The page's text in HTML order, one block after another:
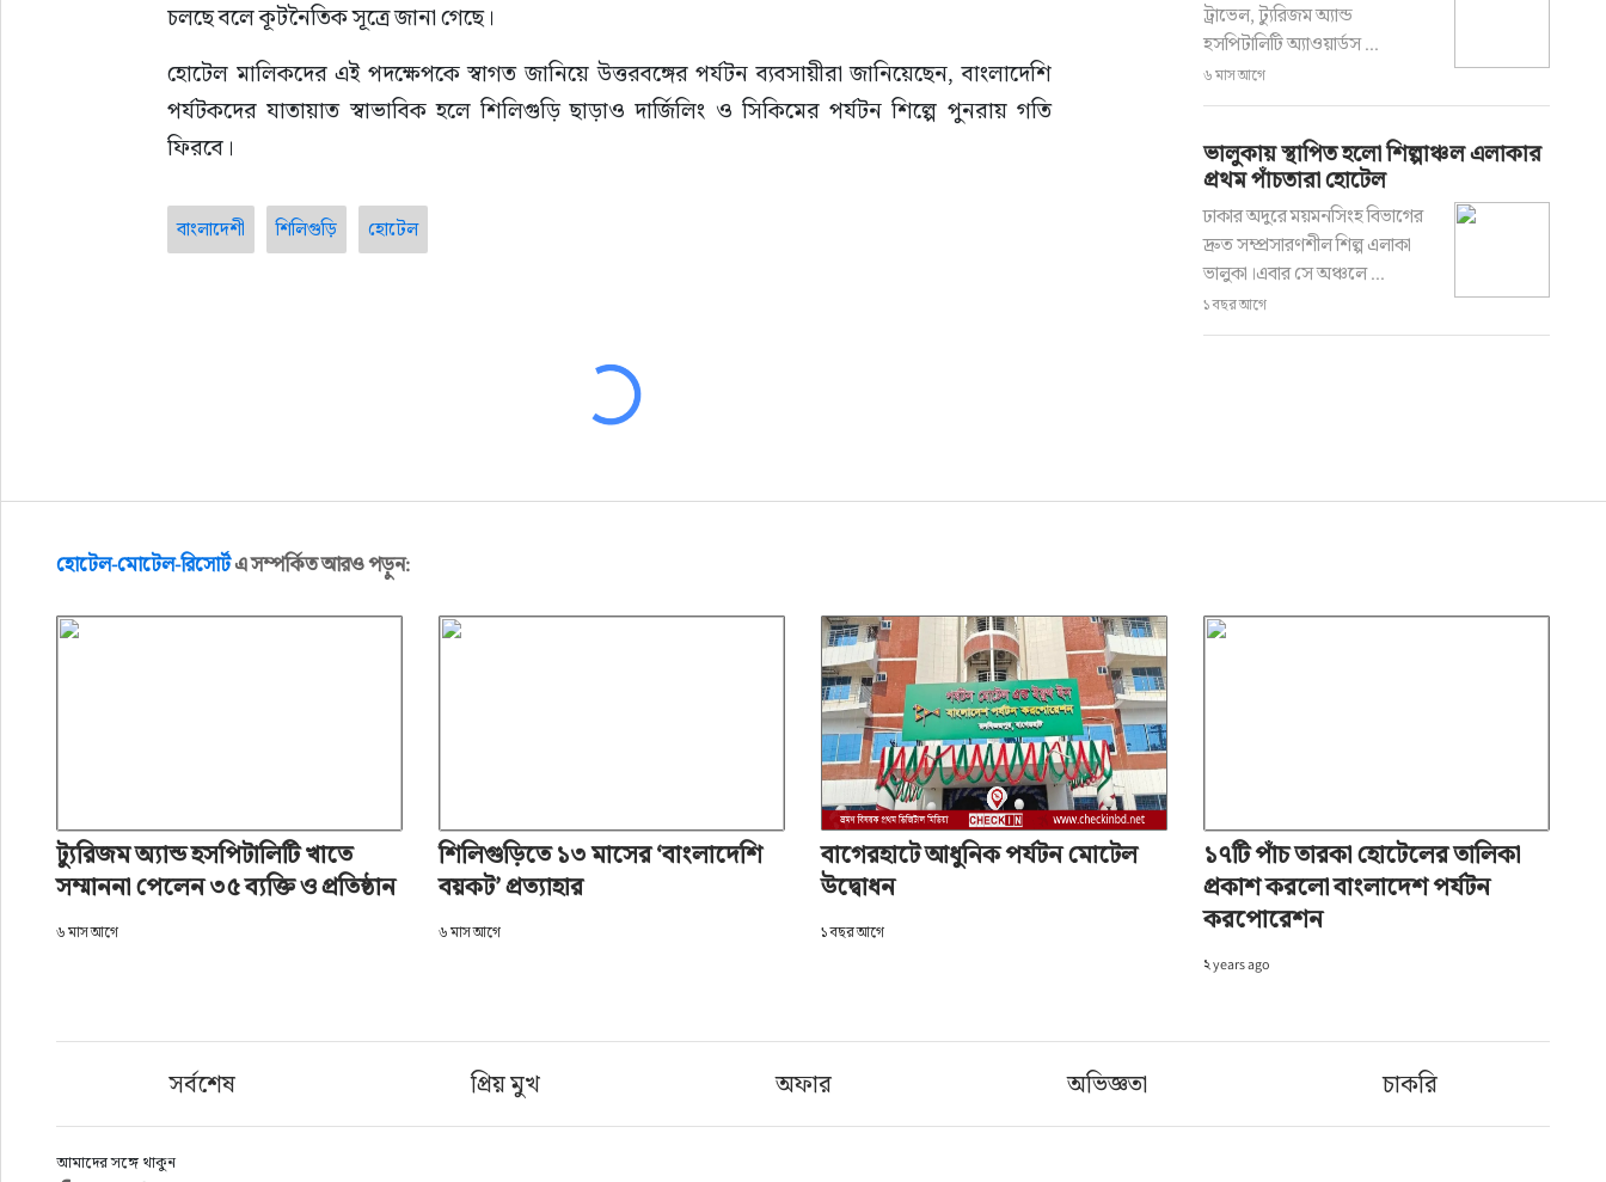
চলছে বলে কূটনৈতিক সূত্রে জানা গেছে।
হোটেল মালিকদের এই পদক্ষেপকে স্বাগত জানিয়ে উত্তরবঙ্গের পর্যটন ব্যবসায়ীরা জানিয়েছেন, বাংলাদেশি
পর্যটকদের যাতায়াত স্বাভাবিক হলে শিলিগুড়ি ছাড়াও দার্জিলিং ও সিকিমের পর্যটন শিল্পে পুনরায় গতি
ফিরবে।
বাংলাদেশী শিলিগুড়ি হোটেল
ট্রাভেল, ট্যুরিজম অ্যান্ড
হসপিটালিটি অ্যাওয়ার্ডস ...
৬ মাস আগে
ভালুকায় স্থাপিত হলো শিল্পাঞ্চল এলাকার
প্রথম পাঁচতারা হোটেল
ঢাকার অদুরে ময়মনসিংহ বিভাগের
দ্রুত সম্প্রসারণশীল শিল্প এলাকা
ভালুকা।এবার সে অঞ্চলে ...
১ বছর আগে
হোটেল-মোটেল-রিসোর্টএ সম্পর্কিত আরও পড়ুন:
ট্যুরিজম অ্যান্ড হসপিটালিটি খাতে
সম্মাননা পেলেন ৩৫ ব্যক্তি ও প্রতিষ্ঠান
৬ মাস আগে
শিলিগুড়িতে ১৩ মাসের ‘বাংলাদেশি
বয়কট’ প্রত্যাহার
৬ মাস আগে
বাগেরহাটে আধুনিক পর্যটন মোটেল
উদ্বোধন
১ বছর আগে
১৭টি পাঁচ তারকা হোটেলের তালিকা
প্রকাশ করলো বাংলাদেশ পর্যটন
করপোরেশন
২ years ago
সর্বশেষ প্রিয় মুখ অফার অভিজ্ঞতা চাকরি
আমাদের সঙ্গে থাকুন